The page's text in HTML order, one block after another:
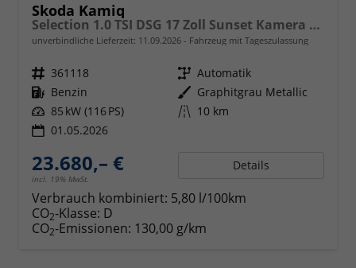
Skoda Kamiq
Selection 1.0 TSI DSG 17 Zoll Sunset Kamera PDC v+h
unverbindliche Lieferzeit: 11.09.2026 Fahrzeug mit Tageszulassung
Fahrzeugnr. 361118 Getriebe Automatik
Kraftstoff Benzin Außenfarbe Graphitgrau Metallic
Leistung 85 kW (116 PS) Kilometerstand 10 km
01.05.2026
23.680,– €
incl. 19% MwSt.
Details
Verbrauch kombiniert: 5,80 l/100km
CO2-Klasse: D
CO2-Emissionen: 130,00 g/km